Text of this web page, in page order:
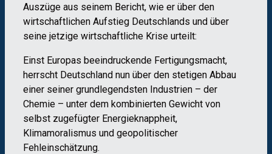
Auszüge aus seinem Bericht, wie er über den
wirtschaftlichen Aufstieg Deutschlands und über
seine jetzige wirtschaftliche Krise urteilt:
Einst Europas beeindruckende Fertigungsmacht,
herrscht Deutschland nun über den stetigen Abbau
einer seiner grundlegendsten Industrien – der
Chemie – unter dem kombinierten Gewicht von
selbst zugefügter Energieknappheit,
Klimamoralismus und geopolitischer
Fehleinschätzung.